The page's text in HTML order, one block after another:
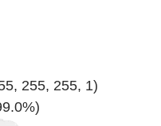
255, 255, 1)